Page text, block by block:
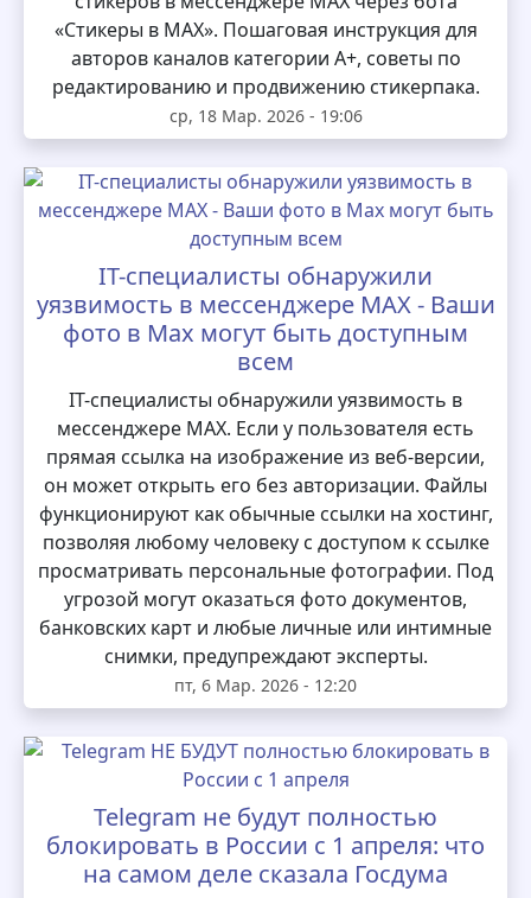
«Стикеры в MAX». Пошаговая инструкция для
авторов каналов категории А+, советы по
редактированию и продвижению стикерпака.
ср, 18 Мар. 2026 - 19:06
IT-специалисты обнаружили
уязвимость в мессенджере MAX - Ваши
фото в Max могут быть доступным
всем
IT-специалисты обнаружили уязвимость в
мессенджере MAX. Если у пользователя есть
прямая ссылка на изображение из веб-версии,
он может открыть его без авторизации. Файлы
функционируют как обычные ссылки на хостинг,
позволяя любому человеку с доступом к ссылке
просматривать персональные фотографии. Под
угрозой могут оказаться фото документов,
банковских карт и любые личные или интимные
снимки, предупреждают эксперты.
пт, 6 Мар. 2026 - 12:20
Telegram не будут полностью
блокировать в России с 1 апреля: что
на самом деле сказала Госдума